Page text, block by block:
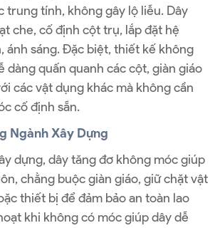
trung tính, không gây lộ liễu. Dây
che, cố định cột trụ, lắp đặt hệ
ánh sáng. Đặc biệt, thiết kế không
dàng quấn quanh các cột, giàn giáo
các vật dụng khác mà không cần
cố định sẵn.
Ngành Xây Dựng
dựng, dây tăng đơ không móc giúp
chằng buộc giàn giáo, giữ chặt vật
thiết bị để đảm bảo an toàn lao
khi không có móc giúp dây dễ